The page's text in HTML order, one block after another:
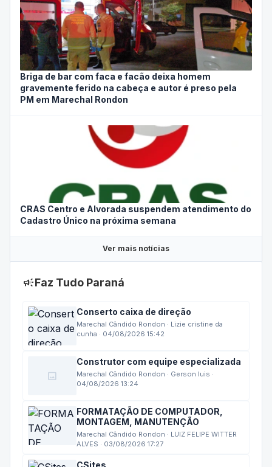
Briga de bar com faca e facão deixa homem
gravemente ferido na cabeça e autor é preso pela
CRAS Centro e Alvorada suspendem atendimento do
Cadastro Único na próxima semana
campaignFaz Tudo Paraná
Conserto caixa de direção
Marechal Cândido Rondon · Lizie cristine da
image
Construtor com equipe especializada
Marechal Cândido Rondon · Gerson luis ·
FORMATAÇÃO DE COMPUTADOR,
MONTAGEM, MANUTENÇÃO
Marechal Cândido Rondon · LUIZ FELIPE WITTER